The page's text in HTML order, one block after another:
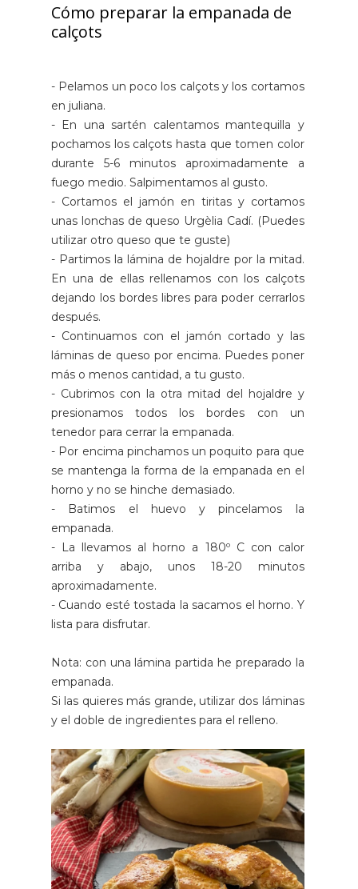
Cómo preparar la empanada de
calçots
- Pelamos un poco los calçots y los cortamos
en juliana.
- En una sartén calentamos mantequilla y
pochamos los calçots hasta que tomen color
durante 5-6 minutos aproximadamente a
fuego medio. Salpimentamos al gusto.
- Cortamos el jamón en tiritas y cortamos
unas lonchas de queso Urgèlia Cadí. (Puedes
utilizar otro queso que te guste)
- Partimos la lámina de hojaldre por la mitad.
En una de ellas rellenamos con los calçots
dejando los bordes libres para poder cerrarlos
después.
- Continuamos con el jamón cortado y las
láminas de queso por encima. Puedes poner
más o menos cantidad, a tu gusto.
- Cubrimos con la otra mitad del hojaldre y
presionamos todos los bordes con un
tenedor para cerrar la empanada.
- Por encima pinchamos un poquito para que
se mantenga la forma de la empanada en el
horno y no se hinche demasiado.
- Batimos el huevo y pincelamos la
empanada.
- La llevamos al horno a 180º C con calor
arriba y abajo, unos 18-20 minutos
aproximadamente.
- Cuando esté tostada la sacamos el horno. Y
lista para disfrutar.
Nota: con una lámina partida he preparado la
empanada.
Si las quieres más grande, utilizar dos láminas
y el doble de ingredientes para el relleno.